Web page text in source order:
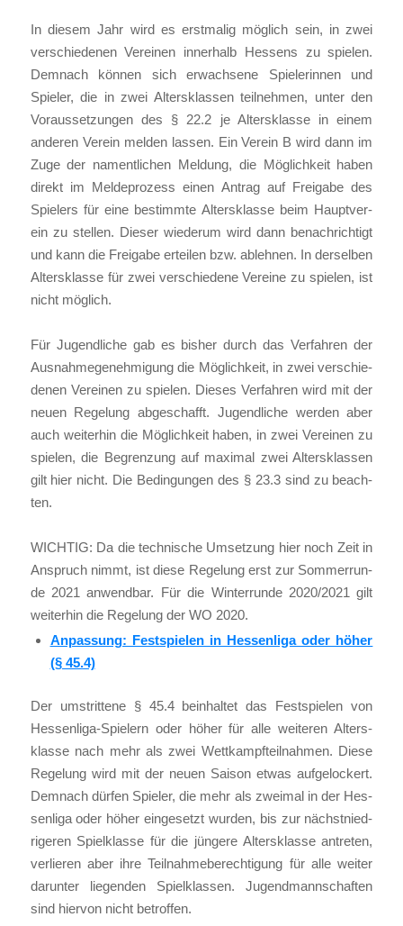
In die­sem Jahr wird es erst­ma­lig mög­lich sein, in zwei
ver­schie­de­nen Ver­ei­nen inner­halb Hes­sens zu spie­len.
Dem­nach kön­nen sich erwach­se­ne Spie­le­rin­nen und
Spie­ler, die in zwei Alters­klas­sen teil­neh­men, unter den
Vor­aus­set­zun­gen des § 22.2 je Alters­klas­se in einem
ande­ren Ver­ein mel­den las­sen. Ein Ver­ein B wird dann im
Zuge der nament­li­chen Mel­dung, die Mög­lich­keit haben
direkt im Mel­de­pro­zess einen Antrag auf Frei­ga­be des
Spie­lers für eine bestimm­te Alters­klas­se beim Haupt­ver­
ein zu stel­len. Die­ser wie­der­um wird dann benach­rich­tigt
und kann die Frei­ga­be ertei­len bzw. ableh­nen. In der­sel­ben
Alters­klas­se für zwei ver­schie­de­ne Ver­ei­ne zu spie­len, ist
nicht mög­lich.
Für Jugend­li­che gab es bis­her durch das Ver­fah­ren der
Aus­nah­me­ge­neh­mi­gung die Mög­lich­keit, in zwei ver­schie­
de­nen Ver­ei­nen zu spie­len. Die­ses Ver­fah­ren wird mit der
neu­en Rege­lung abge­schafft. Jugend­li­che wer­den aber
auch wei­ter­hin die Mög­lich­keit haben, in zwei Ver­ei­nen zu
spie­len, die Begren­zung auf maxi­mal zwei Alters­klas­sen
gilt hier nicht. Die Bedin­gun­gen des § 23.3 sind zu beach­
ten.
WICHTIG: Da die tech­ni­sche Umset­zung hier noch Zeit in
Anspruch nimmt, ist die­se Rege­lung erst zur Som­mer­run­
de 2021 anwend­bar. Für die Win­ter­run­de 2020/2021 gilt
wei­ter­hin die Rege­lung der WO 2020.
Anpas­sung: Fest­spie­len in Hes­sen­li­ga oder höher
(§ 45.4)
Der umstrit­te­ne § 45.4 beinhal­tet das Fest­spie­len von
Hes­sen­li­ga-Spie­lern oder höher für alle wei­te­ren Alters­
klas­se nach mehr als zwei Wett­kampf­teil­nah­men. Die­se
Rege­lung wird mit der neu­en Sai­son etwas auf­ge­lo­ckert.
Dem­nach dür­fen Spie­ler, die mehr als zwei­mal in der Hes­
sen­li­ga oder höher ein­ge­setzt wur­den, bis zur nächst­nied­
ri­ge­ren Spiel­klas­se für die jün­ge­re Alters­klas­se antre­ten,
ver­lie­ren aber ihre Teil­nah­me­be­rech­ti­gung für alle wei­ter
dar­un­ter lie­gen­den Spiel­klas­sen. Jugend­mann­schaf­ten
sind hier­von nicht betrof­fen.